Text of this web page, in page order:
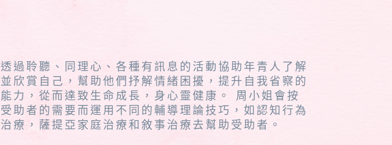
透過聆聽、同理心、各種有訊息的活動協助年青人了解
並欣賞自己，幫助他們抒解情緒困擾，提升自我省察的
能力，從而達致生命成長，身心靈健康。 周小姐會按
受助者的需要而運用不同的輔導理論技巧，如認知行為
治療，薩提亞家庭治療和敘事治療去幫助受助者。